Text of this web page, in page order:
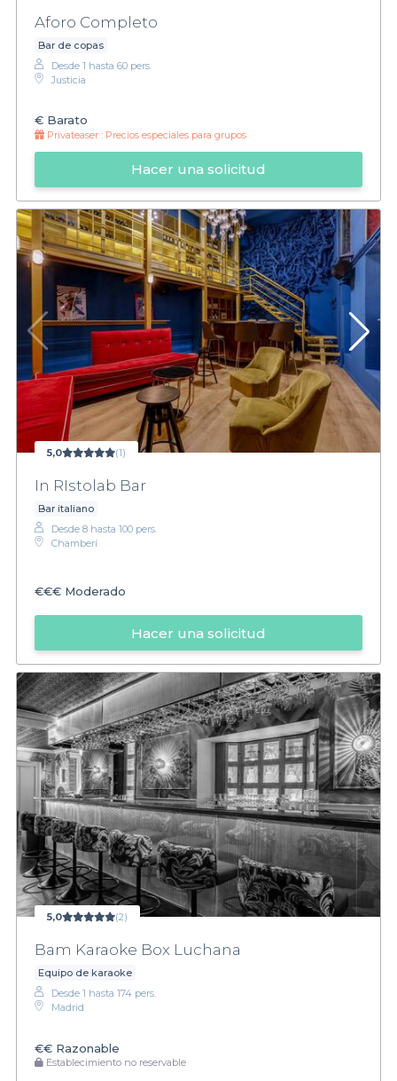
Aforo Completo
Bar de copas
Desde 1 hasta 60 pers.
Justicia
€ Barato
Privateaser : Precios especiales para grupos
Hacer una solicitud
5,0 (1)
In RIstolab Bar
Bar italiano
Desde 8 hasta 100 pers.
Chamberí
€€€ Moderado
Hacer una solicitud
5,0 (2)
Bam Karaoke Box Luchana
Equipo de karaoke
Desde 1 hasta 174 pers.
Madrid
€€ Razonable
Establecimiento no reservable